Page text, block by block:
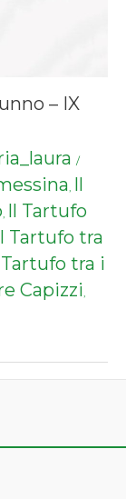
– IX
/
,
,
Il Tartufo
Il Tartufo tra
Tartufo tra i
Capizzi,